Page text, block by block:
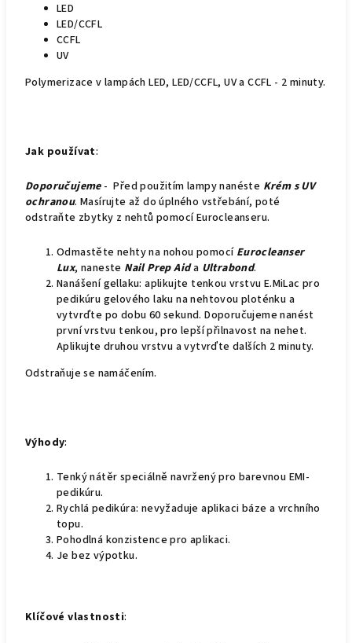
LED
LED/CCFL
CCFL
UV
Polymerizace v lampách LED, LED/CCFL, UV a CCFL - 2 minuty.
Jak používat:
Doporučujeme- Před použitím lampy nanéste Krém s UV
ochranou. Masírujte až do úplného vstřebání, poté
odstraňte zbytky z nehtů pomocí Eurocleanseru.
Odmastěte nehty na nohou pomocí Eurocleanser
Lux, naneste Nail Prep Aida Ultrabond.
Nanášení gellaku: aplikujte tenkou vrstvu E.MiLac pro
pedikúru gelového laku na nehtovou ploténku a
vytvrďte po dobu 60 sekund. Doporučujeme nanést
první vrstvu tenkou, pro lepší přilnavost na nehet.
Aplikujte druhou vrstvu a vytvrďte dalších 2 minuty.
Odstraňuje se namáčením.
Výhody:
Tenký nátěr speciálně navržený pro barevnou EMI-
pedikúru.
Rychlá pedikúra: nevyžaduje aplikaci báze a vrchního
topu.
Pohodlná konzistence pro aplikaci.
Je bez výpotku.
Klíčové vlastnosti: